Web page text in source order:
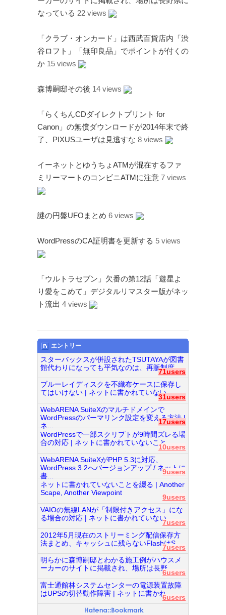
なっている 22 views
「クラブ・オンカード」は西武百貨店内「渋
谷ロフト」「無印良品」でポイントが付くの
か 15 views
森博嗣邸その後 14 views
「らくちんCDダイレクトプリント for
Canon」の無償ダウンロードが2014年末で終
了、PIXUSユーザは見逃すな 8 views
イーネットとゆうちょATMが混在するファ
ミリーマートのコンビニATMに注意 7 views
謎の円盤UFOまとめ 6 views
WordPressのCA証明書を更新する 5 views
「ウルトラセブン」欠番の第12話「遊星よ
り愛をこめて」デジタルリマスター版がネッ
ト流出 4 views
エントリー
スターバックスが併設されたTSUTAYAが図書
館代わりになっても平気なのは、再販制度...
71users
ブルーレイディスクを不織布ケースに保存し
てはいけない | ネットに書かれていない...
31users
WebARENA SuiteXのマルチドメインで
WordPressのパーマリンク設定を変える方法 |
ネ...
17users
WordPressで一部スクリプトが9時間ズレる場
合の対応 | ネットに書かれていないこと...
10users
WebARENA SuiteXがPHP 5.3に対応、
WordPress 3.2へバージョンアップ / ネットに
書...
9users
ネットに書かれていないことを綴る | Another
Scape, Another Viewpoint
9users
VAIOの無線LANが「制限付きアクセス」にな
る場合の対応 | ネットに書かれていない...
7users
2012年5月現在のストリーミング配信保存方
法まとめ、キャッシュに残らないFlashはS...
7users
明らかに森博嗣邸とわかる施工例がハウスメ
ーカーのサイトに掲載され、場所は長野...
6users
富士通館林システムセンターの電源装置故障
はUPSの切替動作障害 | ネットに書かれ...
6users